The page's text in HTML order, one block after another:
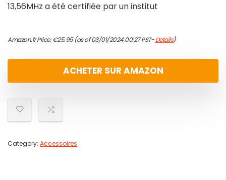
13,56MHz a été certifiée par un institut
Amazon.fr Price:€25.95(as of 03/01/2024 00:27 PST-Details)
ACHETER SUR AMAZON
Category: Accessoires